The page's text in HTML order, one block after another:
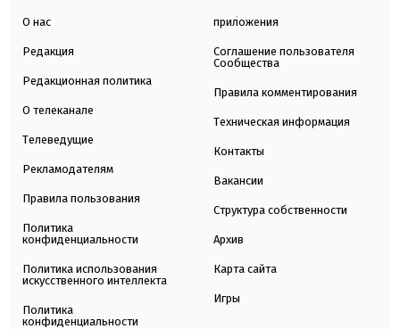
О нас
Редакция
Редакционная политика
О телеканале
Телеведущие
Рекламодателям
Правила пользования
Политика
конфиденциальности
Политика использования
искусственного интеллекта
Политика
конфиденциальности
приложения
Соглашение пользователя
Сообщества
Правила комментирования
Техническая информация
Контакты
Вакансии
Структура собственности
Архив
Карта сайта
Игры